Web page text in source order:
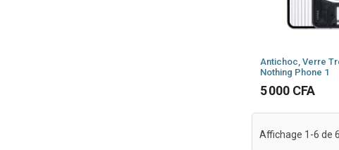
Antichoc, Verre
Nothing Phone 1
Prix
5 000 CFA
Affichage 1-6 de